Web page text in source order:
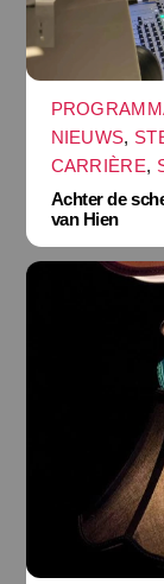
NIEUWS,
CARRIÈRE,
Achter de
van Hien